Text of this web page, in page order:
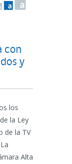
a a
con
y
los
la Ley
de la TV
Alta